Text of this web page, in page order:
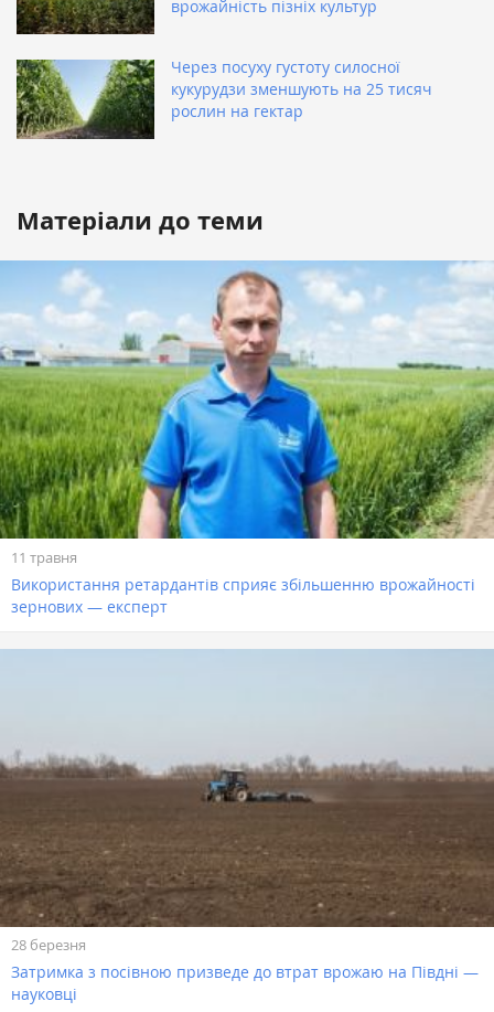
врожайність пізніх культур
Через посуху густоту силосної
кукурудзи зменшують на 25 тисяч
рослин на гектар
Матеріали до теми
11 травня
Використання ретардантів сприяє збільшенню врожайності
зернових — експерт
28 березня
Затримка з посівною призведе до втрат врожаю на Півдні —
науковці